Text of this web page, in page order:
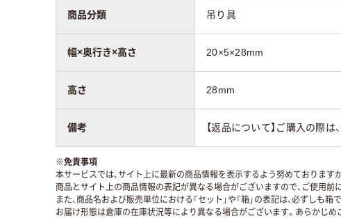
商品分類 吊り具
幅×奥行き×高さ 20×5×28mm
高さ 28mm
備考 【返品について】ご購入の際は
※免責事項
本サービスでは、サイト上に最新の商品情報を表示するよう努めておりますが
商品とサイト上の商品情報の表記が異なる場合がございますので、ご使用
また、商品名および販売単位における「セット」や「箱」の表記は、必ずしも
お届け形態は倉庫の在庫状況等により異なる場合がございます。あらかじめ